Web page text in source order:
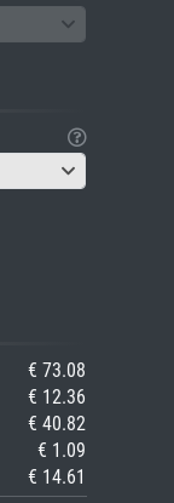
€ 73.08
€ 12.36
€ 40.82
€ 1.09
€ 14.61